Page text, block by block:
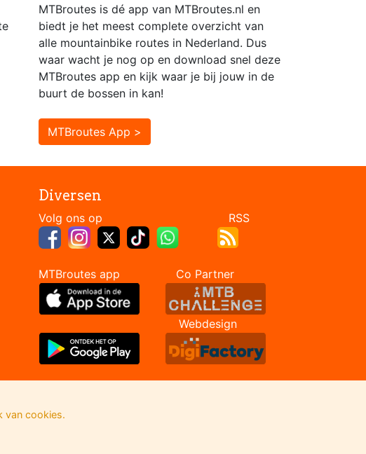
MTBroutes is dé app van MTBroutes.nl en
biedt je het meest complete overzicht van
alle mountainbike routes in Nederland. Dus
waar wacht je nog op en download snel deze
MTBroutes app en kijk waar je bij jouw in de
buurt de bossen in kan!
MTBroutes App >
Diversen
Volg ons op RSS
MTBroutes app Co Partner
Webdesign
van cookies.